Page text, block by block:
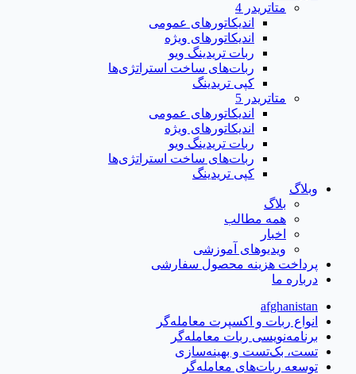
متاتريدر 4
اندیکاتورهای عمومی
اندیکاتورهای ویژه
ربات تریدینگ ویو
ربات‌های ساخت استراتژی‌ها
کپی تریدینگ
متاتريدر 5
اندیکاتورهای عمومی
اندیکاتورهای ویژه
ربات تریدینگ ویو
ربات‌های ساخت استراتژی‌ها
کپی تریدینگ
وبلاگ
بلاگ
همه مطالب
اخبار
ویدیوهای آموزشی
پرداخت هزینه محصول سفارشی
درباره ما
afghanistan
انواع ربات و اکسپرت معامله‌گر
برنامه‌نویسی ربات معامله‌گر
تست، بک‌تست و بهینه‌سازی
توسعه ربات‌های معامله‌گر